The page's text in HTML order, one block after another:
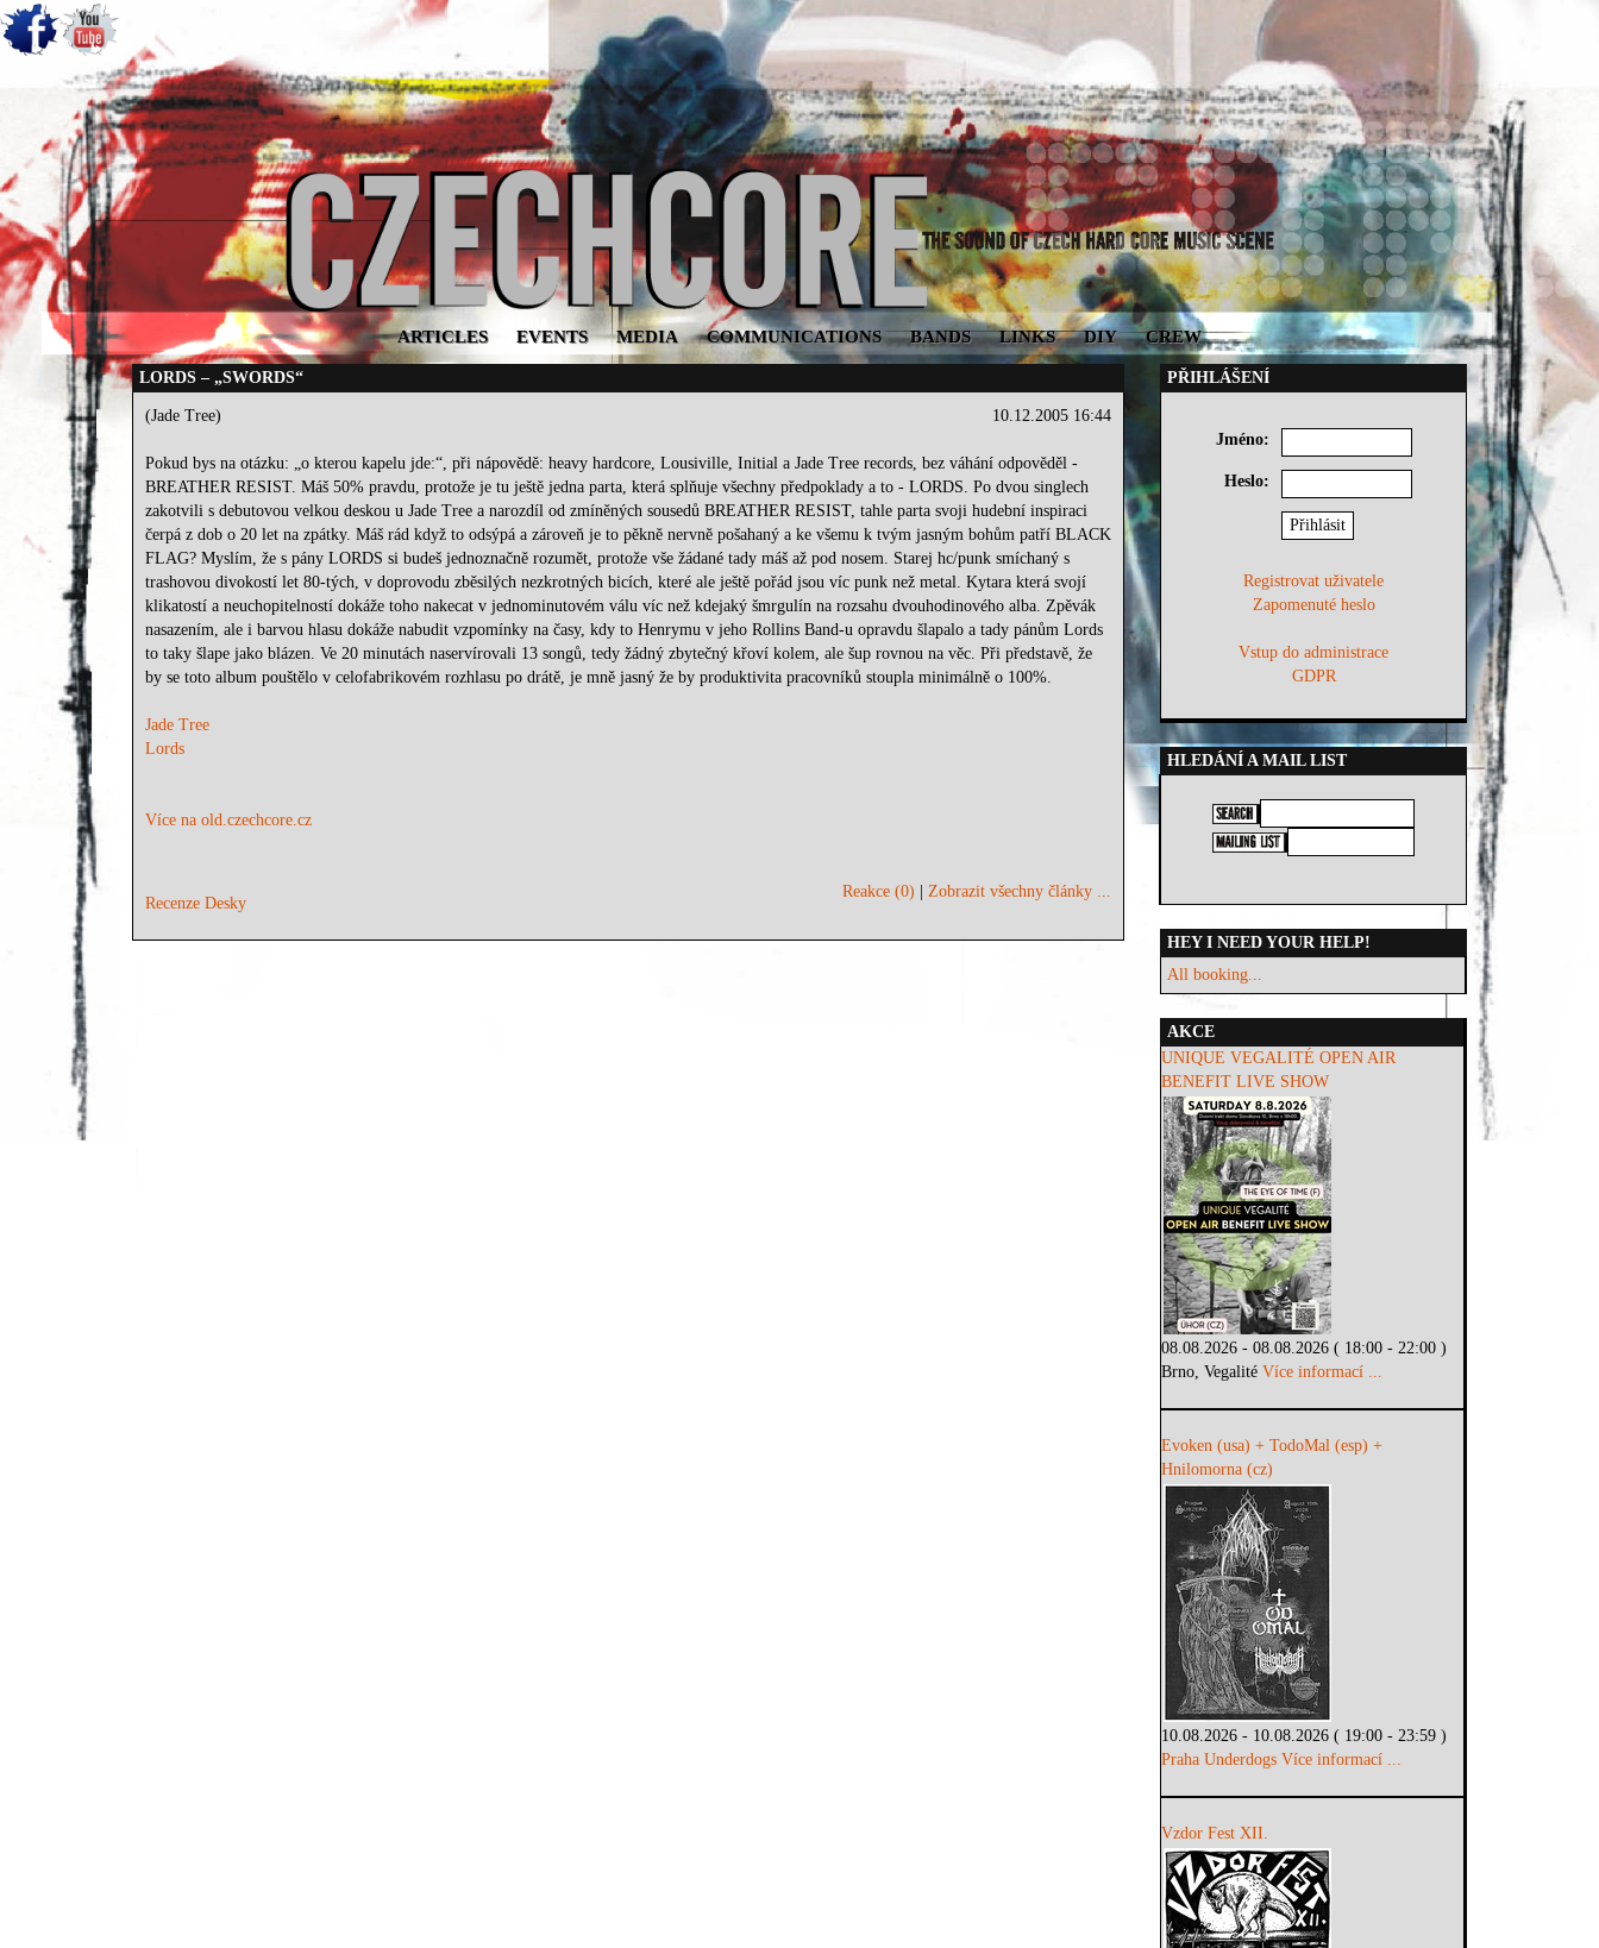
ARTICLES EVENTS MEDIA COMMUNICATIONS BANDS LINKS DIY CREW
LORDS – „SWORDS“
10.12.2005 16:44
(Jade Tree)
Pokud bys na otázku: „o kterou kapelu jde:“, při nápovědě: heavy hardcore, Lousiville, Initial a Jade Tree records, bez váhání odpověděl -
BREATHER RESIST. Máš 50% pravdu, protože je tu ještě jedna parta, která splňuje všechny předpoklady a to - LORDS. Po dvou singlech
zakotvili s debutovou velkou deskou u Jade Tree a narozdíl od zmíněných sousedů BREATHER RESIST, tahle parta svoji hudební inspiraci
čerpá z dob o 20 let na zpátky. Máš rád když to odsýpá a zároveň je to pěkně nervně pošahaný a ke všemu k tvým jasným bohům patří BLACK
FLAG? Myslím, že s pány LORDS si budeš jednoznačně rozumět, protože vše žádané tady máš až pod nosem. Starej hc/punk smíchaný s
trashovou divokostí let 80-tých, v doprovodu zběsilých nezkrotných bicích, které ale ještě pořád jsou víc punk než metal. Kytara která svojí
klikatostí a neuchopitelností dokáže toho nakecat v jednominutovém válu víc než kdejaký šmrgulín na rozsahu dvouhodinového alba. Zpěvák
nasazením, ale i barvou hlasu dokáže nabudit vzpomínky na časy, kdy to Henrymu v jeho Rollins Band-u opravdu šlapalo a tady pánům Lords
to taky šlape jako blázen. Ve 20 minutách naservírovali 13 songů, tedy žádný zbytečný křoví kolem, ale šup rovnou na věc. Při představě, že
by se toto album pouštělo v celofabrikovém rozhlasu po drátě, je mně jasný že by produktivita pracovníků stoupla minimálně o 100%.
Jade Tree
Lords
Více na old.czechcore.cz
Recenze Desky
Reakce (0) Zobrazit všechny články ...
PŘIHLÁŠENÍ
Jméno:
Heslo:
Registrovat uživatele
Zapomenuté heslo
Vstup do administrace
GDPR
HLEDÁNÍ A MAIL LIST
HEY I NEED YOUR HELP!
All booking...
AKCE
UNIQUE VEGALITÉ OPEN AIR
BENEFIT LIVE SHOW
08.08.2026 - 08.08.2026 ( 18:00 - 22:00 )
Brno, VegalitéVíce informací ...
Evoken (usa) + TodoMal (esp) +
Hnilomorna (cz)
10.08.2026 - 10.08.2026 ( 19:00 - 23:59 )
Praha Underdogs Více informací ...
Vzdor Fest XII.